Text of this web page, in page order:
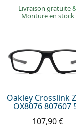
Livraison gratuite
Monture en stock
Oakley Crosslink
OX8076 807607
107,90 €